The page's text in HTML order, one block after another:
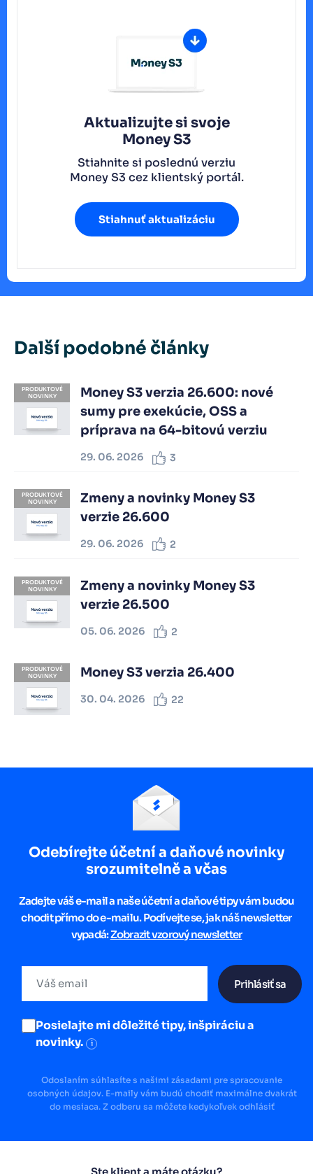
Aktualizujte si svoje
Money S3
Stiahnite si poslednú verziu
Money S3 cez klientský portál.
Stiahnuť aktualizáciu
Další podobné články
PRODUKTOVÉ
NOVINKY
Money S3 verzia 26.600: nové
sumy pre exekúcie, OSS a
príprava na 64-bitovú verziu
29. 06. 2026 3
PRODUKTOVÉ
NOVINKY
Zmeny a novinky Money S3
verzie 26.600
29. 06. 2026 2
PRODUKTOVÉ
NOVINKY
Zmeny a novinky Money S3
verzie 26.500
05. 06. 2026 2
PRODUKTOVÉ
NOVINKY
Money S3 verzia 26.400
30. 04. 2026 22
Odebírejte účetní a daňové novinky
srozumitelně a včas
Zadejte váš e-mail a naše účetní a daňové tipy vám budou
chodit přímo do e-mailu. Podívejte se, jak náš newsletter
vypadá:Zobrazit vzorový newsletter
Prihlásiť sa
Posielajte mi dôležité tipy, inšpiráciu a
novinky.
i
Odoslaním súhlasíte s našimi zásadami pre spracovanie
osobných údajov. E-maily vám budú chodiť maximálne dvakrát
do mesiaca. Z odberu sa môžete kedykoľvek odhlásiť